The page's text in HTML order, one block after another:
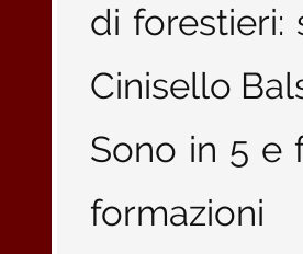
di forestieri:
Cinisello
Sono in 5 e